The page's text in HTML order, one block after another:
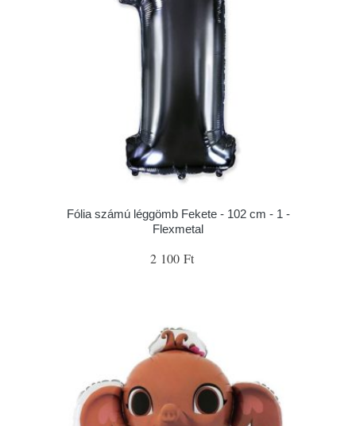
Fólia számú léggömb Fekete - 102 cm - 1 -
Flexmetal
2 100 Ft